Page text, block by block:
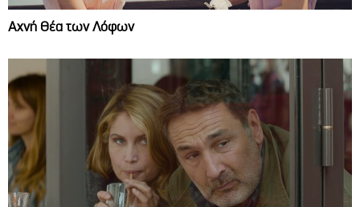
Αχνή Θέα των Λόφων